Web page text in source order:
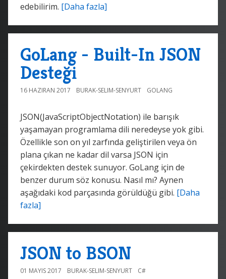
edebilirim. [Daha fazla]
GoLang - Built-In JSON
Desteği
16 HAZIRAN 2017 BURAK-SELIM-SENYURT GOLANG
JSON(JavaScriptObjectNotation) ile barışık
yaşamayan programlama dili neredeyse yok gibi.
Özellikle son on yıl zarfında geliştirilen veya ön
plana çıkan ne kadar dil varsa JSON için
çekirdekten destek sunuyor. GoLang için de
benzer durum söz konusu. Nasıl mı? Aynen
aşağıdaki kod parçasında görüldüğü gibi. [Daha
fazla]
JSON to BSON
01 MAYIS 2017 BURAK-SELIM-SENYURT C#